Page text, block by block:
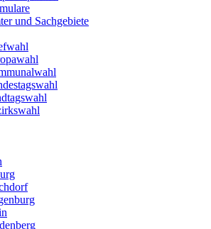
und Sachgebiete